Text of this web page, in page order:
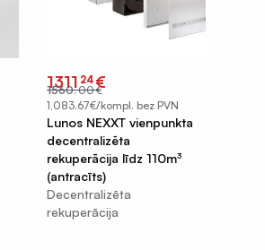
€
1560.00
Original
price
was:
€1560.00.
€
1311 24
Current
price
is:
€1311.24.
1,083.67€/kompl. bez PVN
Lunos NEXXT vienpunkta
decentralizēta
rekuperācija līdz 110m³
(antracīts)
Decentralizēta
rekuperācija